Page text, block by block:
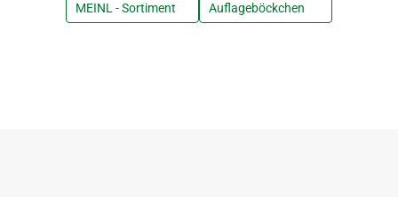
MEINL - Sortiment Auflageböckchen